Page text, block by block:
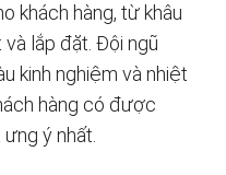
khách hàng, từ khâu
lắp đặt. Đội ngũ
kinh nghiệm và nhiệt
hàng có được
ý nhất.